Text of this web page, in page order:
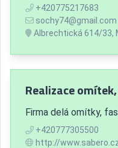
+420775217683
sochy74@gmail.com
Albrechtická 614/33,
Realizace
Firma delá omítky,
+420777305500
http://